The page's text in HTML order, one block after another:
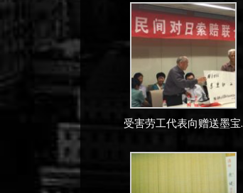
受害劳工代表向赠送墨宝.